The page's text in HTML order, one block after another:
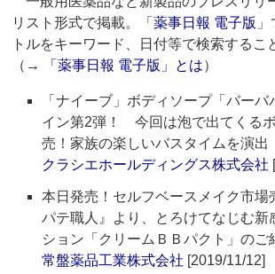
リスト形式で掲載。「薬事日報 電子版
トルをキーワード、日付等で検索するこ
（→
「薬事日報 電子版」とは）
「ナイーブ」ボディソープ「バー
イン第2弾！ 今回は泡で出てくる
売！家族の楽しいバスタイムを演出
クラシエホールディングス株式会社
本日発売！セルフベースメイク市場
パテ職人』より、とろけてなじむ新
ション「クリームＢＢパクト」のご
常盤薬品工業株式会社 [2019/11/12]